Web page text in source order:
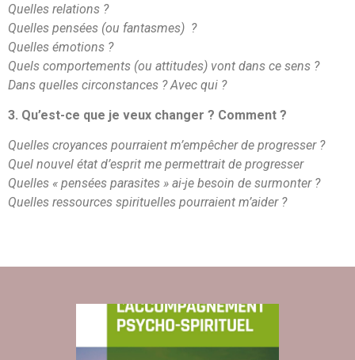
Quelles relations ?
Quelles pensées (ou fantasmes) ?
Quelles émotions ?
Quels comportements (ou attitudes) vont dans ce sens ?
Dans quelles circonstances ? Avec qui ?
3. Qu’est-ce que je veux changer ? Comment ?
Quelles croyances pourraient m’empêcher de progresser ?
Quel nouvel état d’esprit me permettrait de progresser
Quelles « pensées parasites » ai-je besoin de surmonter ?
Quelles ressources spirituelles pourraient m’aider ?